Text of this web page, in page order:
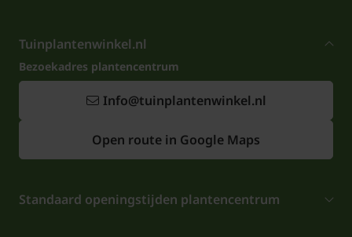
Tuinplantenwinkel.nl
Bezoekadres plantencentrum
Info@tuinplantenwinkel.nl
Open route in Google Maps
Standaard openingstijden plantencentrum